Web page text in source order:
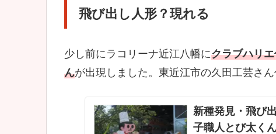
飛び出し人形？現れる
少し前にラコリーナ近江八幡にクラブハリ
んが出現しました。東近江市の久田工芸さん
新種発見・飛び
子職人とび太く